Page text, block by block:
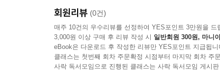
어서는 방법은 없을까?
--- 조선령, 「만일 반복이 가능하다면…」 중에서
안녕하세요, 저는 토마의 목소리에 초대받은 자입
나는 소리를 만듭니다. 나는 말을 합니다. 나는 텍
회원리뷰 (0건)
매주 10건의 우수리뷰를 선정하여 YES포인트 3만원을 드
3,000원 이상 구매 후 리뷰 작성 시 일반회원 300원, 마니
eBook은 다운로드 후 작성한 리뷰만 YES포인트 지급됩니
클래스는 첫번째 회차 주문확정 시점부터 마지막 회차 주
사락 독서모임으로 진행된 클래스는 사락 독서모임 게시